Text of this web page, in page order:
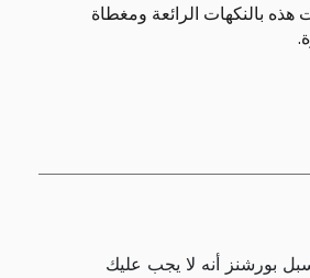
بالنكهات الرائعة ومغطاة
بورشنز أنه لا يجب عليك